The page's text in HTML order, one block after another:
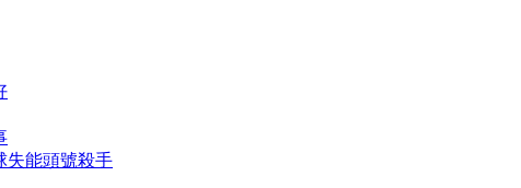
失能頭號殺手